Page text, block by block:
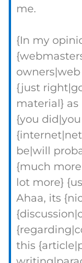
me.
{In my
{just
material} as
{you
be|will
{much
lot more}
Ahaa, its
this